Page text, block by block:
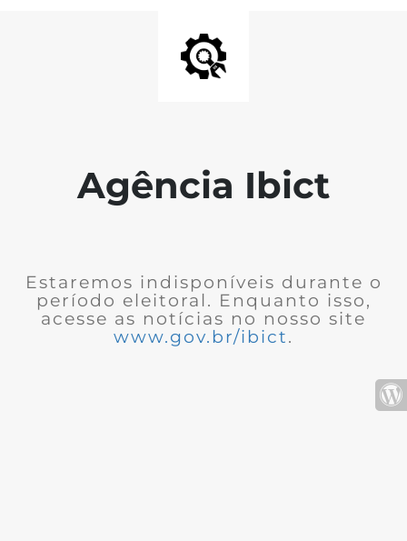
Agência Ibict
Estaremos indisponíveis durante o
período eleitoral. Enquanto isso,
acesse as notícias no nosso site
www.gov.br/ibict.